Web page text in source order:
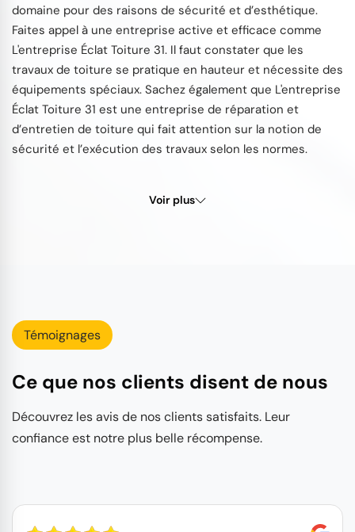
domaine pour des raisons de sécurité et d’esthétique.
Faites appel à une entreprise active et efficace comme
L'entreprise Éclat Toiture 31. Il faut constater que les
travaux de toiture se pratique en hauteur et nécessite des
équipements spéciaux. Sachez également que L'entreprise
Éclat Toiture 31 est une entreprise de réparation et
d’entretien de toiture qui fait attention sur la notion de
sécurité et l’exécution des travaux selon les normes.
Voir plus
Témoignages
Ce que nos clients disent de nous
Découvrez les avis de nos clients satisfaits. Leur
confiance est notre plus belle récompense.